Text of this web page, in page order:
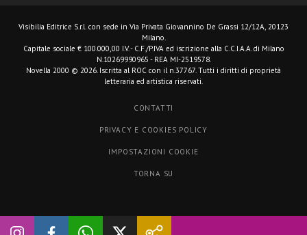
Visibilia Editrice S.r.l. con sede in Via Privata Giovannino De Grassi 12/12A, 20123
Milano.
Capitale sociale € 100.000,00 I.V. - C.F./P.IVA ed iscrizione alla C.C.I.A.A. di Milano
N.10269990965 - REA MI-2519578.
Novella 2000 © 2026. Iscritta al ROC con il n.37767. Tutti i diritti di proprietà
letteraria ed artistica riservati.
CONTATTI
PRIVACY E COOKIES POLICY
IMPOSTAZIONI COOKIE
TORNA SU